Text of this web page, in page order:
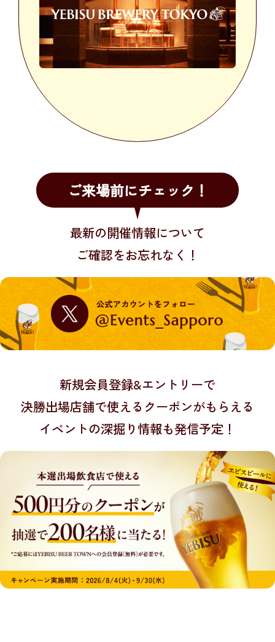
ご来場前にチェック！
最新の開催情報について
ご確認をお忘れなく！
新規会員登録&エントリーで
決勝出場店舗で使えるクーポンがもらえる
イベントの深掘り情報も発信予定！